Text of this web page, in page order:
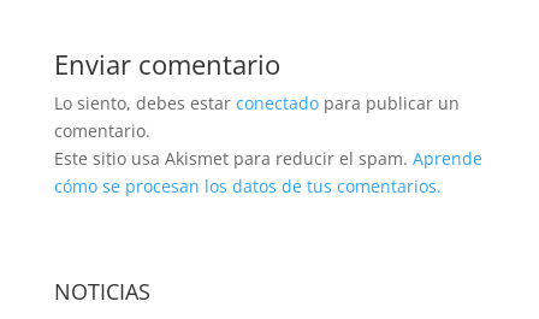
Enviar comentario
Lo siento, debes estar conectadopara publicar un
comentario.
Este sitio usa Akismet para reducir el spam. Aprende
cómo se procesan los datos de tus comentarios.
NOTICIAS